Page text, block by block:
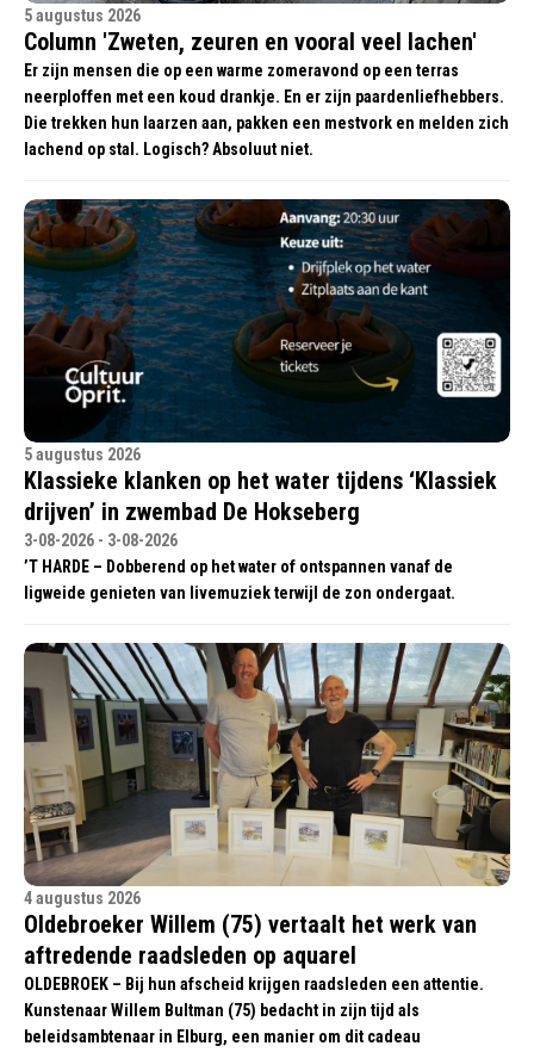
5 augustus 2026
Column 'Zweten, zeuren en vooral veel lachen'
Er zijn mensen die op een warme zomeravond op een terras
neerploffen met een koud drankje. En er zijn paardenliefhebbers.
Die trekken hun laarzen aan, pakken een mestvork en melden zich
lachend op stal. Logisch? Absoluut niet.
5 augustus 2026
Klassieke klanken op het water tijdens ‘Klassiek
drijven’ in zwembad De Hokseberg
3-08-2026 - 3-08-2026
’T HARDE – Dobberend op het water of ontspannen vanaf de
ligweide genieten van livemuziek terwijl de zon ondergaat.
4 augustus 2026
Oldebroeker Willem (75) vertaalt het werk van
aftredende raadsleden op aquarel
OLDEBROEK – Bij hun afscheid krijgen raadsleden een attentie.
Kunstenaar Willem Bultman (75) bedacht in zijn tijd als
beleidsambtenaar in Elburg, een manier om dit cadeau